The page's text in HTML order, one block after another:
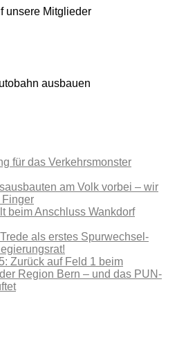
unsere Mitglieder
ausbauen
für das Verkehrsmonster
am Volk vorbei – wir
Finger
beim Anschluss Wankdorf
als erstes Spurwechsel-
Zurück auf Feld 1 beim
Region Bern – und das PUN-